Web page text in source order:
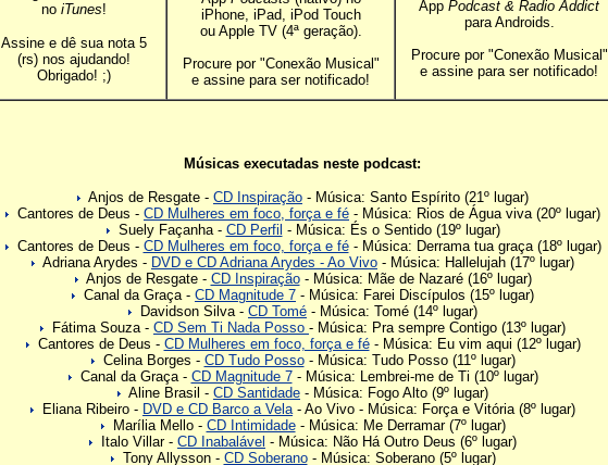
no iTunes!
Assine e dê sua nota 5
(rs) nos ajudando!
Obrigado! ;)
iPhone, iPad, iPod Touch
ou Apple TV (4ª geração).
Procure por "Conexão Musical"
e assine para ser notificado!
App Podcast & Radio Addict
para Androids.
Procure por "Conexão Musical"
e assine para ser notificado!
Músicas executadas neste podcast:
Anjos de Resgate - CD Inspiração - Música: Santo Espírito (21º lugar)
Cantores de Deus - CD Mulheres em foco, força e fé - Música: Rios de Água viva (20º lugar)
Suely Façanha - CD Perfil - Música: És o Sentido (19º lugar)
Cantores de Deus - CD Mulheres em foco, força e fé- Música: Derrama tua graça (18º lugar)
Adriana Arydes - DVD e CD Adriana Arydes - Ao Vivo - Música: Hallelujah (17º lugar)
Anjos de Resgate - CD Inspiração- Música: Mãe de Nazaré (16º lugar)
Canal da Graça - CD Magnitude 7 - Música: Farei Discípulos (15º lugar)
Davidson Silva - CD Tomé - Música: Tomé (14º lugar)
Fátima Souza - CD Sem Ti Nada Posso - Música: Pra sempre Contigo (13º lugar)
Cantores de Deus - CD Mulheres em foco, força e fé- Música: Eu vim aqui (12º lugar)
Celina Borges - CD Tudo Posso- Música: Tudo Posso (11º lugar)
Canal da Graça - CD Magnitude 7- Música: Lembrei-me de Ti (10º lugar)
Aline Brasil - CD Santidade - Música: Fogo Alto (9º lugar)
Eliana Ribeiro - DVD e CD Barco a Vela- Ao Vivo - Música: Força e Vitória (8º lugar)
Marília Mello - CD Intimidade- Música: Me Derramar (7º lugar)
Italo Villar - CD Inabalável - Música: Não Há Outro Deus (6º lugar)
Tony Allysson - CD Soberano- Música: Soberano (5º lugar)